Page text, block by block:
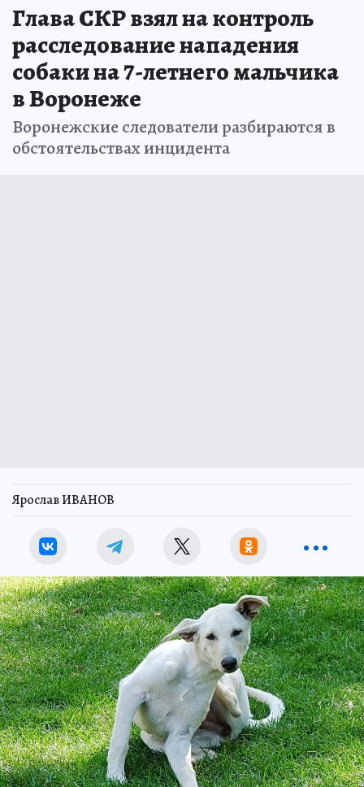
Глава СКР взял на контроль
расследование нападения
собаки на 7-летнего мальчика
в Воронеже
Воронежские следователи разбираются в
обстоятельствах инцидента
Ярослав ИВАНОВ